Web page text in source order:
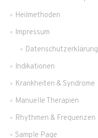
Heilmethoden
Impressum
Datenschutzerklärung
Indikationen
Krankheiten & Syndrome
Manuelle Therapien
Rhythmen & Frequenzen
Sample Page